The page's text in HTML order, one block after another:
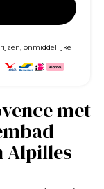
onmiddellijke
met
–
Alpilles